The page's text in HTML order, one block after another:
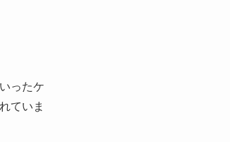
ったケ
ていま